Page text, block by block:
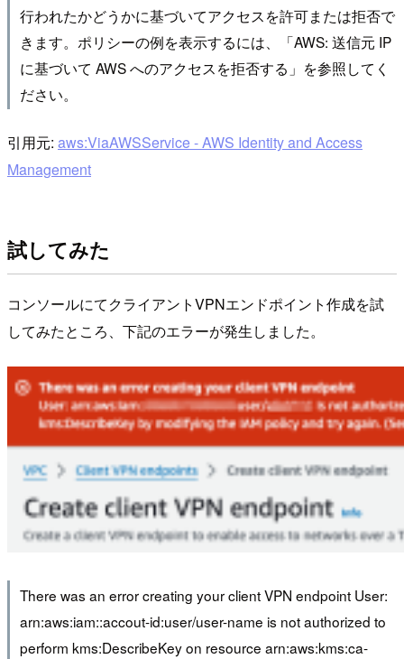
行われたかどうかに基づいてアクセスを許可または拒否で
きます。ポリシーの例を表示するには、「AWS: 送信元 IP
に基づいて AWS へのアクセスを拒否する」を参照してく
ださい。
引用元: aws:ViaAWSService - AWS Identity and Access
Management
試してみた
コンソールにてクライアントVPNエンドポイント作成を試
してみたところ、下記のエラーが発生しました。
There was an error creating your client VPN endpoint User:
arn:aws:iam::accout-id:user/user-name is not authorized to
perform kms:DescribeKey on resource arn:aws:kms:ca-